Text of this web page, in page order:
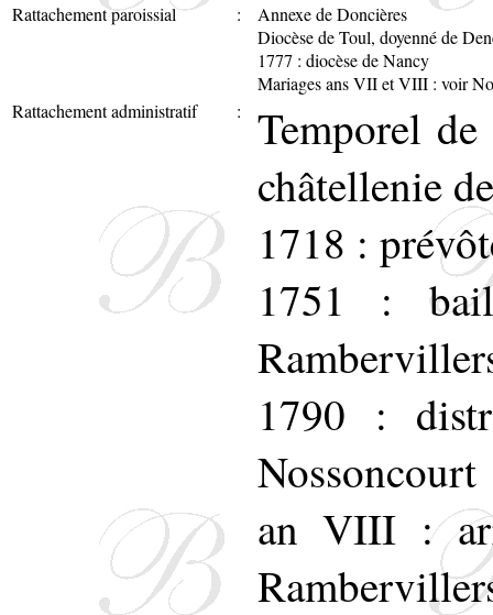
Rattachement paroissial
:
Annexe de Doncières
Diocèse de Toul, doyenné de
1777 : diocèse de Nancy
Mariages ans VII et VIII : voir
Rattachement administratif
:
Temporel
châtellenie
1718 :
1751 :
1790 :
Nossoncourt
an VIII :